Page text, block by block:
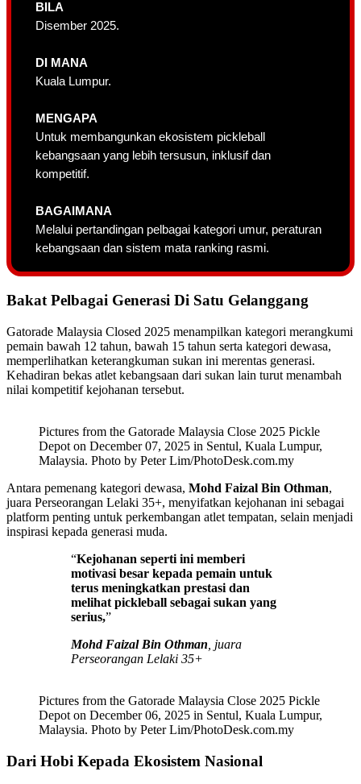
BILA
Disember 2025.
DI MANA
Kuala Lumpur.
MENGAPA
Untuk membangunkan ekosistem pickleball
kebangsaan yang lebih tersusun, inklusif dan
kompetitif.
BAGAIMANA
Melalui pertandingan pelbagai kategori umur, peraturan
kebangsaan dan sistem mata ranking rasmi.
Bakat Pelbagai Generasi Di Satu Gelanggang
Gatorade Malaysia Closed 2025 menampilkan kategori merangkumi
pemain bawah 12 tahun, bawah 15 tahun serta kategori dewasa,
memperlihatkan keterangkuman sukan ini merentas generasi.
Kehadiran bekas atlet kebangsaan dari sukan lain turut menambah
nilai kompetitif kejohanan tersebut.
Pictures from the Gatorade Malaysia Close 2025 Pickle
Depot on December 07, 2025 in Sentul, Kuala Lumpur,
Malaysia. Photo by Peter Lim/PhotoDesk.com.my
Antara pemenang kategori dewasa, Mohd Faizal Bin Othman,
juara Perseorangan Lelaki 35+, menyifatkan kejohanan ini sebagai
platform penting untuk perkembangan atlet tempatan, selain menjadi
inspirasi kepada generasi muda.
“Kejohanan seperti ini memberi
motivasi besar kepada pemain untuk
terus meningkatkan prestasi dan
melihat pickleball sebagai sukan yang
serius,”
Mohd Faizal Bin Othman , juara
Perseorangan Lelaki 35+
Pictures from the Gatorade Malaysia Close 2025 Pickle
Depot on December 06, 2025 in Sentul, Kuala Lumpur,
Malaysia. Photo by Peter Lim/PhotoDesk.com.my
Dari Hobi Kepada Ekosistem Nasional